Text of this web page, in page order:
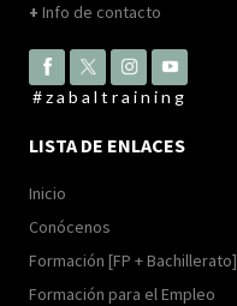
+ Info de contacto
#zabaltraining
LISTA DE ENLACES
Inicio
Conócenos
Formación [FP + Bachillerato]
Formación para el Empleo